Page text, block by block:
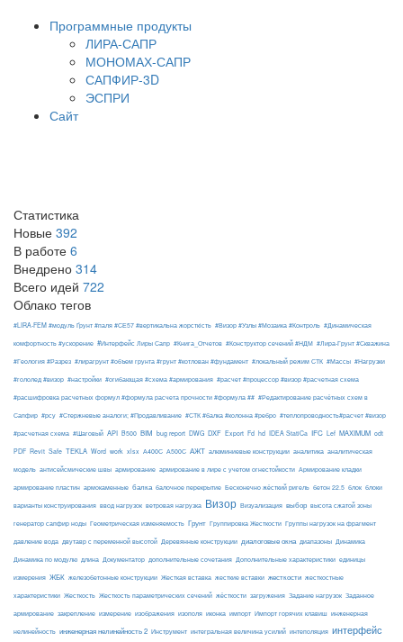
Программные продукты
ЛИРА-САПР
МОНОМАХ-САПР
САПФИР-3D
ЭСПРИ
Сайт
Статистика
Новые 392
В работе 6
Внедрено 314
Всего идей 722
Облако тегов
#LIRA-FEM #модуль Ґрунт #паля #СЕ57 #вертикальна жорсткість #Визор #Узлы #Мозаика #Контроль #Динамическая
комфортность #ускорение #Интерфейс Лиры Сапр #Книга_Отчетов #Конструктор сечений #НДМ #Лира-Грунт #Скважина
#Геология #Разрез #лирагрунт #объем грунта #грунт #котлован #фундамент #локальный режим СТК #Массы #Нагрузки
#гололед #визор #настройки #огибающая #схема #армирования #расчет #процессор #визор #расчетная схема
#расшифровка расчетных формул #формула расчета прочности #формула ## #Редактирование расчётных схем в
Сапфир #рсу #Стержневые аналоги; #Продавливание #СТК #балка #колонна #ребро #теплопроводность#расчет #визор
#расчетная схема #Шаговый API B500 BIM bug report DWG DXF Export Fd hd IDEA StatiCa IFC Lef MAXIMUM odt
PDF Revit Safe TEKLA Word work xlsx А400С А500С АЖТ алюминиевые конструкции аналитика аналитическая
модель антисейсмические швы армирование армирование в лире с учетом огнестойкости Армирование кладки
армирование пластин армокаменные балка балочное перекрытие Бесконечно жёсткий ригель бетон 22.5 блок блоки
варианты конструирования ввод нагрузок ветровая нагрузка Визор Визуализация выбор высота сжатой зоны
генератор сапфир ноды Геометрическая изменяемость Грунт Группировка Жесткости Группы нагрузок на фрагмент
давление вода двутавр с переменной высотой Деревянные конструкции диалоговые окна диапазоны Динамика
Динамика по модулю длина Документатор дополнительные сочетания Дополнительные характеристики единицы
измерения ЖБК железобетонные конструкции Жесткая вставка жесткие вставки жесткости жесткостные
характеристики Жесткость Жесткость параметрических сечений жёсткости загружения Задание нагрузок Заданное
армирование закрепление измерение изображения изополя иконка импорт Импорт горячих клавиш инженерная
нелинейность инженерная нелинейность 2 Инструмент интегральная величина усилий интеполяция интерфейс